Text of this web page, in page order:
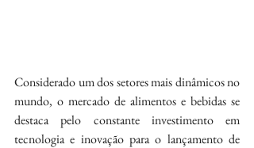
Considerado um dos setores mais dinâmicos no
mundo, o mercado de alimentos e bebidas se
destaca pelo constante investimento em
tecnologia e inovação para o lançamento de